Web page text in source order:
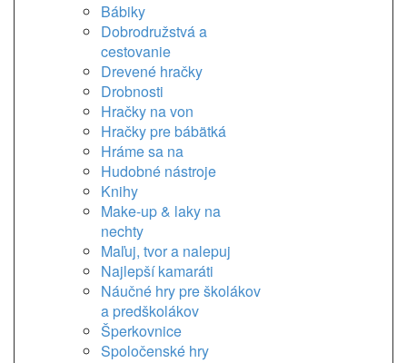
Bábiky
Dobrodružstvá a
cestovanie
Drevené hračky
Drobnosti
Hračky na von
Hračky pre bábätká
Hráme sa na
Hudobné nástroje
Knihy
Make-up & laky na
nechty
Maľuj, tvor a nalepuj
Najlepší kamaráti
Náučné hry pre školákov
a predškolákov
Šperkovnice
Spoločenské hry